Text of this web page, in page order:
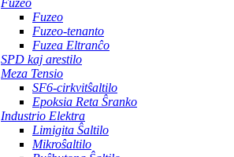
Fuzeo
Fuzeo
Fuzeo-tenanto
Fuzea Eltranĉo
SPD kaj arestilo
Meza Tensio
SF6-cirkvitŝaltilo
Epoksia Reta Ŝranko
Industrio Elektra
Limigita Ŝaltilo
Mikroŝaltilo